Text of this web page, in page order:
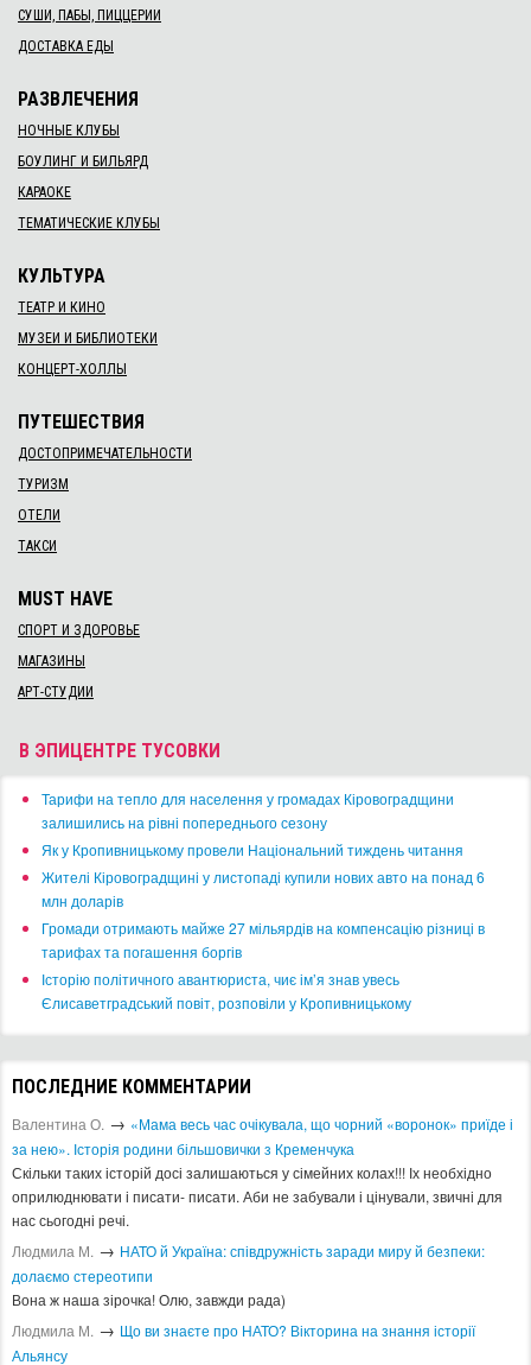
СУШИ, ПАБЫ, ПИЦЦЕРИИ
ДОСТАВКА ЕДЫ
РАЗВЛЕЧЕНИЯ
НОЧНЫЕ КЛУБЫ
БОУЛИНГ И БИЛЬЯРД
КАРАОКЕ
ТЕМАТИЧЕСКИЕ КЛУБЫ
КУЛЬТУРА
ТЕАТР И КИНО
МУЗЕИ И БИБЛИОТЕКИ
КОНЦЕРТ-ХОЛЛЫ
ПУТЕШЕСТВИЯ
ДОСТОПРИМЕЧАТЕЛЬНОСТИ
ТУРИЗМ
ОТЕЛИ
ТАКСИ
MUST HAVE
СПОРТ И ЗДОРОВЬЕ
МАГАЗИНЫ
АРТ-СТУДИИ
В ЭПИЦЕНТРЕ ТУСОВКИ
​Тарифи на тепло для населення у громадах Кіровоградщини
залишились на рівні попереднього сезону
​Як у Кропивницькому провели Національний тиждень читання
​Жителі Кіровоградщині у листопаді купили нових авто на понад 6
млн доларів
​Громади отримають майже 27 мільярдів на компенсацію різниці в
тарифах та погашення боргів
Історію політичного авантюриста, чиє ім’я знав увесь
Єлисаветградський повіт, розповіли у Кропивницькому
ПОСЛЕДНИЕ КОММЕНТАРИИ
Валентина О. → «Мама весь час очікувала, що чорний «воронок» приїде і
за нею». Історія родини більшовички з Кременчука
Скільки таких історій досі залишаються у сімейних колах!!! Іх необхідно
оприлюднювати і писати- писати. Аби не забували і цінували, звичні для
нас сьогодні речі.
Людмила М. → ​НАТО й Україна: співдружність заради миру й безпеки:
долаємо стереотипи
Вона ж наша зірочка! Олю, завжди рада)
Людмила М. → Що ви знаєте про НАТО? Вікторина на знання історії
Альянсу ​